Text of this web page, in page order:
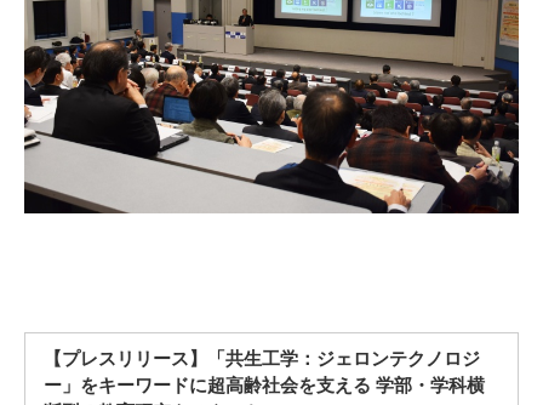
【プレスリリース】「共生工学：ジェロンテクノロジ
ー」をキーワードに超高齢社会を支える 学部・学科横